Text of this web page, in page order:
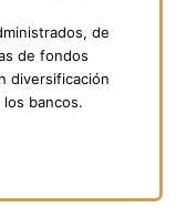
de
de fondos
diversificación
los bancos.